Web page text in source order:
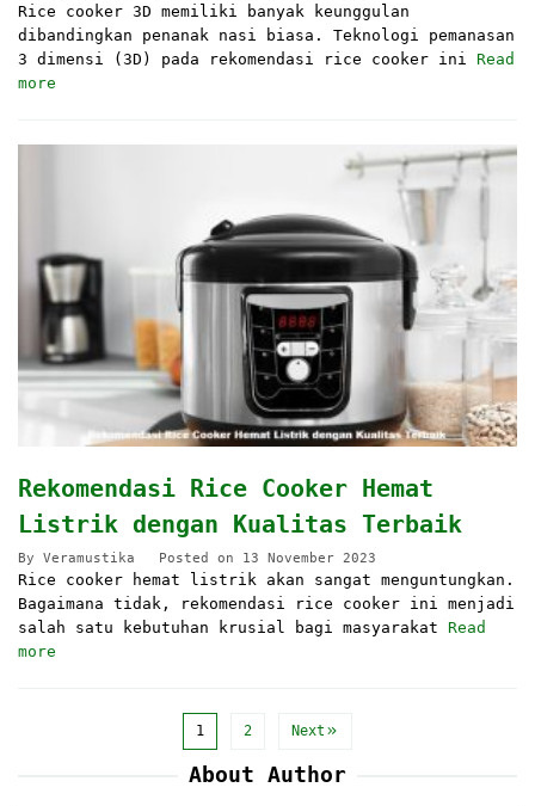
Rice cooker 3D memiliki banyak keunggulan
dibandingkan penanak nasi biasa. Teknologi pemanasan
3 dimensi (3D) pada rekomendasi rice cooker ini Read
more
Rekomendasi Rice Cooker Hemat
Listrik dengan Kualitas Terbaik
By Veramustika Posted on 13 November 2023
Rice cooker hemat listrik akan sangat menguntungkan.
Bagaimana tidak, rekomendasi rice cooker ini menjadi
salah satu kebutuhan krusial bagi masyarakat Read
more
1 2 Next
About Author